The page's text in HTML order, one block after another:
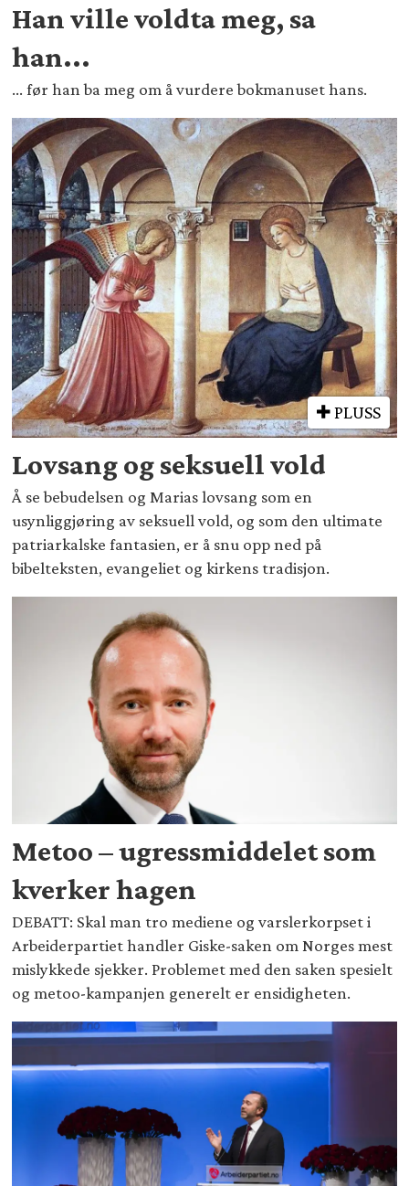
Han ville voldta meg, sa
han...
... før han ba meg om å vurdere bokmanuset hans.
PLUSS
Lovsang og seksuell vold
Å se bebudelsen og Marias lovsang som en
usynliggjøring av seksuell vold, og som den ultimate
patriarkalske fantasien, er å snu opp ned på
bibelteksten, evangeliet og kirkens tradisjon.
Metoo – ugressmiddelet som
kverker hagen
DEBATT: Skal man tro mediene og varslerkorpset i
Arbeiderpartiet handler Giske-saken om Norges mest
mislykkede sjekker. Problemet med den saken spesielt
og metoo-kampanjen generelt er ensidigheten.